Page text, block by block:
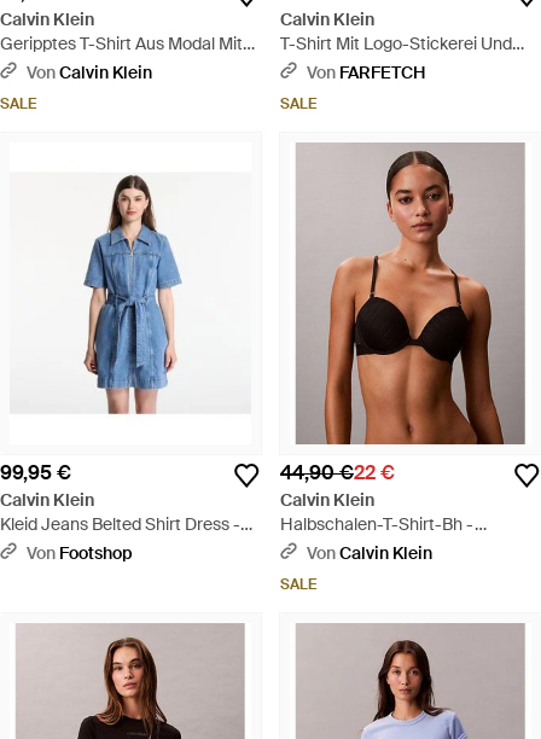
Calvin Klein
Geripptes T-Shirt Aus Modal Mit
Langen Ärmeln - Natur
VonCalvin Klein
SALE
Calvin Klein
T-Shirt Mit Logo-Stickerei Und
Streifenbesatz - Natur
Von FARFETCH
SALE
99,95 €
Calvin Klein
Kleid Jeans Belted Shirt Dress -
BlauVon Footshop
44,90 €22 €
Calvin Klein
Halbschalen-T-Shirt-Bh -
Schwarz
VonCalvin Klein
SALE